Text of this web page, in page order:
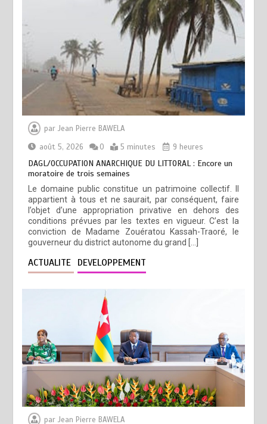
parJean Pierre BAWELA
août 5, 2026
0 5 minutes 9 heures
DAGL/OCCUPATION ANARCHIQUE DU LITTORAL : Encore un
moratoire de trois semaines
Le domaine public constitue un patrimoine collectif. Il
appartient à tous et ne saurait, par conséquent, faire
l’objet d’une appropriation privative en dehors des
conditions prévues par les textes en vigueur. C’est la
conviction de Madame Zouératou Kassah-Traoré, le
gouverneur du district autonome du grand […]
ACTUALITE DEVELOPPEMENT
parJean Pierre BAWELA